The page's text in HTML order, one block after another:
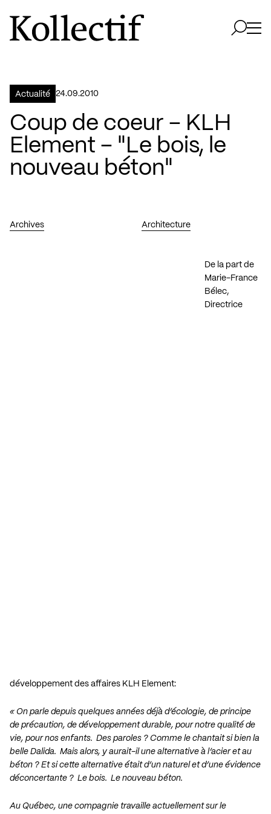
Aller à la page d'accueil
Logo Kollectif
Actualité 24.09.2010
Coup de coeur – KLH
Element – "Le bois, le
nouveau béton"
Archives Architecture
De la part de
Marie-France
Bélec,
Directrice
développement des affaires KLH Element:
« On parle depuis quelques années déjà d’écologie, de principe
de précaution, de développement durable, pour notre qualité de
vie, pour nos enfants. Des paroles ? Comme le chantait si bien la
belle Dalida. Mais alors, y aurait-il une alternative à l’acier et au
béton ? Et si cette alternative était d’un naturel et d’une évidence
déconcertante ? Le bois. Le nouveau béton.
Au Québec, une compagnie travaille actuellement sur le